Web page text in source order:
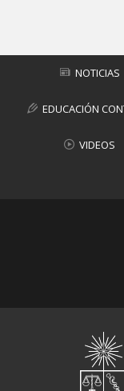
NOTICIAS
EDUCACIÓN
VIDEOS